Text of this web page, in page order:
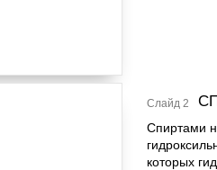
Слайд 2
Спиртами
которых